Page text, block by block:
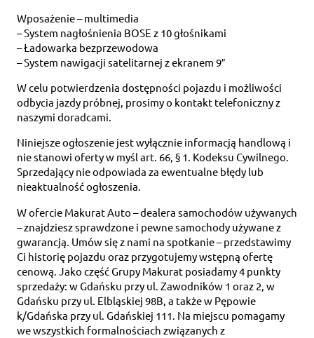
Wposażenie – multimedia
– System nagłośnienia BOSE z 10 głośnikami
– Ładowarka bezprzewodowa
– System nawigacji satelitarnej z ekranem 9″
W celu potwierdzenia dostępności pojazdu i możliwości
odbycia jazdy próbnej, prosimy o kontakt telefoniczny z
naszymi doradcami.
Niniejsze ogłoszenie jest wyłącznie informacją handlową i
nie stanowi oferty w myśl art. 66, § 1. Kodeksu Cywilnego.
Sprzedający nie odpowiada za ewentualne błędy lub
nieaktualność ogłoszenia.
W ofercie Makurat Auto – dealera samochodów używanych
– znajdziesz sprawdzone i pewne samochody używane z
gwarancją. Umów się z nami na spotkanie – przedstawimy
Ci historię pojazdu oraz przygotujemy wstępną ofertę
cenową. Jako część Grupy Makurat posiadamy 4 punkty
sprzedaży: w Gdańsku przy ul. Zawodników 1 oraz 2, w
Gdańsku przy ul. Elbląskiej 98B, a także w Pępowie
k/Gdańska przy ul. Gdańskiej 111. Na miejscu pomagamy
we wszystkich formalnościach związanych z